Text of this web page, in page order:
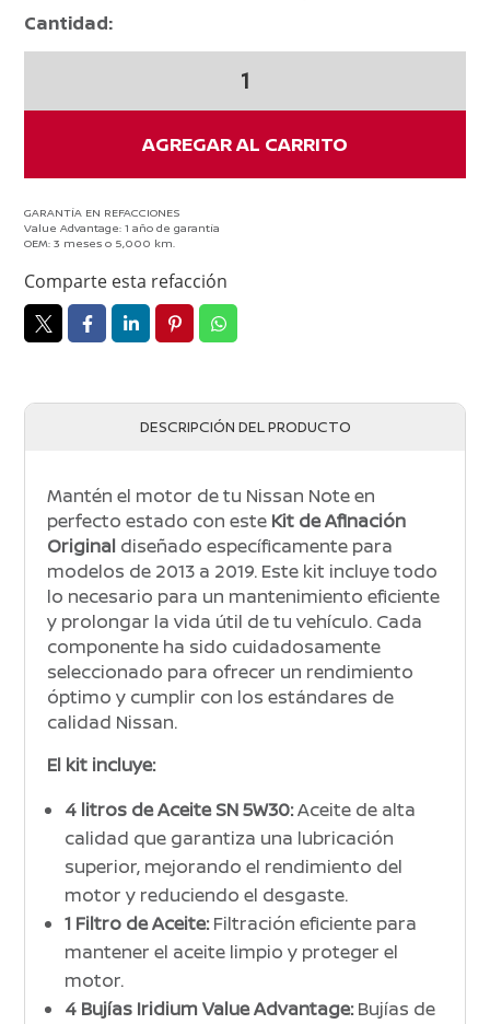
Cantidad:
Afinacion
2019
Aceite
cantidad
AGREGAR AL CARRITO
GARANTÍA EN REFACCIONES
Value Advantage: 1 año de garantía
OEM: 3 meses o 5,000 km.
Comparte esta refacción
DESCRIPCIÓN DEL PRODUCTO
Mantén el motor de tu Nissan Note en
perfecto estado con este Kit de Afinación
Original diseñado específicamente para
modelos de 2013 a 2019. Este kit incluye todo
lo necesario para un mantenimiento eficiente
y prolongar la vida útil de tu vehículo. Cada
componente ha sido cuidadosamente
seleccionado para ofrecer un rendimiento
óptimo y cumplir con los estándares de
calidad Nissan.
El kit incluye:
4 litros de Aceite SN 5W30:Aceite de alta
calidad que garantiza una lubricación
superior, mejorando el rendimiento del
motor y reduciendo el desgaste.
1 Filtro de Aceite:Filtración eficiente para
mantener el aceite limpio y proteger el
motor.
4 Bujías Iridium Value Advantage:Bujías de